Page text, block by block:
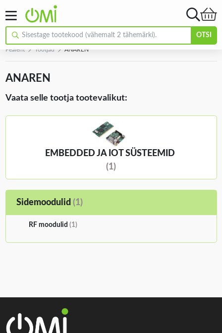
OTSI
Pealeht Tootjad ANAREN
ANAREN
Vaata selle tootja tootevalikut:
EMBEDDED JA IOT SÜSTEEMID
(1)
Sidemoodulid (1)
RF moodulid (1)